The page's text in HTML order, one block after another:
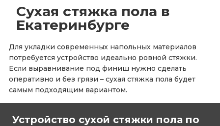
Сухая стяжка пола в
Екатеринбурге
Для укладки современных напольных материалов
потребуется устройство идеально ровной стяжки.
Если выравнивание под финиш нужно сделать
оперативно и без грязи – сухая стяжка пола будет
самым подходящим вариантом.
Устройство сухой стяжки пола по